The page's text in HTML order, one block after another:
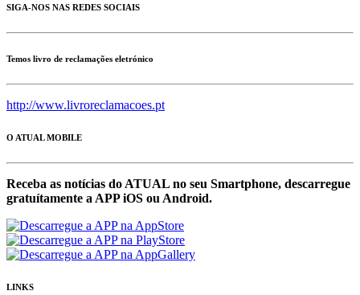
SIGA-NOS NAS REDES SOCIAIS
Temos livro de reclamações eletrónico
http://www.livroreclamacoes.pt
O ATUAL MOBILE
Receba as notícias do ATUAL no seu Smartphone, descarregue
gratuítamente a APP iOS ou Android.
LINKS